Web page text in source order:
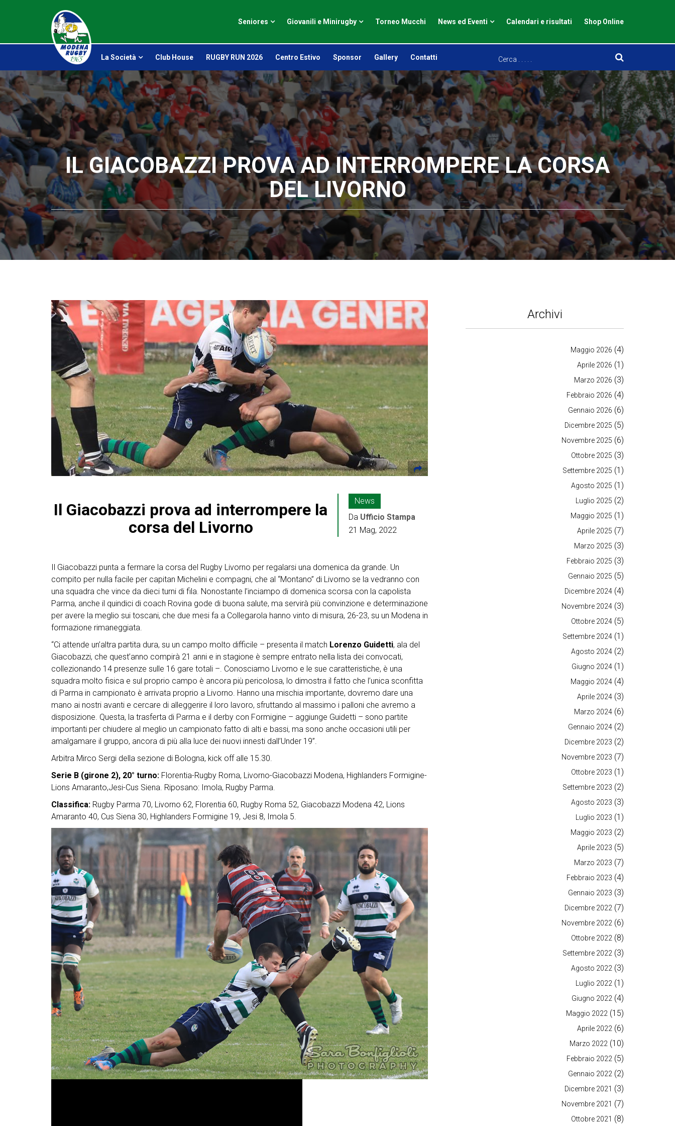
Seniores Giovanili e Minirugby Torneo Mucchi News ed Eventi Calendari e risultati Shop Online
La Società Club House RUGBY RUN 2026 Centro Estivo Sponsor Gallery Contatti
IL GIACOBAZZI PROVA AD INTERROMPERE LA CORSA
DEL LIVORNO
Il Giacobazzi prova ad interrompere la
corsa del Livorno
News
Da Ufficio Stampa
21 Mag, 2022
Il Giacobazzi punta a fermare la corsa del Rugby Livorno per regalarsi una domenica da grande. Un
compito per nulla facile per capitan Michelini e compagni, che al “Montano” di Livorno se la vedranno con
una squadra che vince da dieci turni di fila. Nonostante l’inciampo di domenica scorsa con la capolista
Parma, anche il quindici di coach Rovina gode di buona salute, ma servirà più convinzione e determinazione
per avere la meglio sui toscani, che due mesi fa a Collegarola hanno vinto di misura, 26-23, su un Modena in
formazione rimaneggiata.
“Ci attende un’altra partita dura, su un campo molto difficile – presenta il match Lorenzo Guidetti, ala del
Giacobazzi, che quest’anno compirà 21 anni e in stagione è sempre entrato nella lista dei convocati,
collezionando 14 presenze sulle 16 gare totali –. Conosciamo Livorno e le sue caratteristiche, è una
squadra molto fisica e sul proprio campo è ancora più pericolosa, lo dimostra il fatto che l’unica sconfitta
di Parma in campionato è arrivata proprio a Livorno. Hanno una mischia importante, dovremo dare una
mano ai nostri avanti e cercare di alleggerire il loro lavoro, sfruttando al massimo i palloni che avremo a
disposizione. Questa, la trasferta di Parma e il derby con Formigine – aggiunge Guidetti – sono partite
importanti per chiudere al meglio un campionato fatto di alti e bassi, ma sono anche occasioni utili per
amalgamare il gruppo, ancora di più alla luce dei nuovi innesti dall’Under 19”.
Arbitra Mirco Sergi della sezione di Bologna, kick off alle 15.30.
Serie B (girone 2), 20° turno: Florentia-Rugby Roma, Livorno-Giacobazzi Modena, Highlanders Formigine-
Lions Amaranto,Jesi-Cus Siena. Riposano: Imola, Rugby Parma.
Classifica: Rugby Parma 70, Livorno 62, Florentia 60, Rugby Roma 52, Giacobazzi Modena 42, Lions
Amaranto 40, Cus Siena 30, Highlanders Formigine 19, Jesi 8, Imola 5.
Archivi
Maggio 2026 (4)
Aprile 2026 (1)
Marzo 2026 (3)
Febbraio 2026 (4)
Gennaio 2026 (6)
Dicembre 2025 (5)
Novembre 2025 (6)
Ottobre 2025 (3)
Settembre 2025 (1)
Agosto 2025 (1)
Luglio 2025 (2)
Maggio 2025 (1)
Aprile 2025 (7)
Marzo 2025 (3)
Febbraio 2025 (3)
Gennaio 2025 (5)
Dicembre 2024 (4)
Novembre 2024 (3)
Ottobre 2024 (5)
Settembre 2024 (1)
Agosto 2024 (2)
Giugno 2024 (1)
Maggio 2024 (4)
Aprile 2024 (3)
Marzo 2024 (6)
Gennaio 2024 (2)
Dicembre 2023 (2)
Novembre 2023 (7)
Ottobre 2023 (1)
Settembre 2023 (2)
Agosto 2023 (3)
Luglio 2023 (1)
Maggio 2023 (2)
Aprile 2023 (5)
Marzo 2023 (7)
Febbraio 2023 (4)
Gennaio 2023 (3)
Dicembre 2022 (7)
Novembre 2022 (6)
Ottobre 2022 (8)
Settembre 2022 (3)
Agosto 2022 (3)
Luglio 2022 (1)
Giugno 2022 (4)
Maggio 2022 (15)
Aprile 2022 (6)
Marzo 2022 (10)
Febbraio 2022 (5)
Gennaio 2022 (2)
Dicembre 2021 (3)
Novembre 2021 (7)
Ottobre 2021 (8)